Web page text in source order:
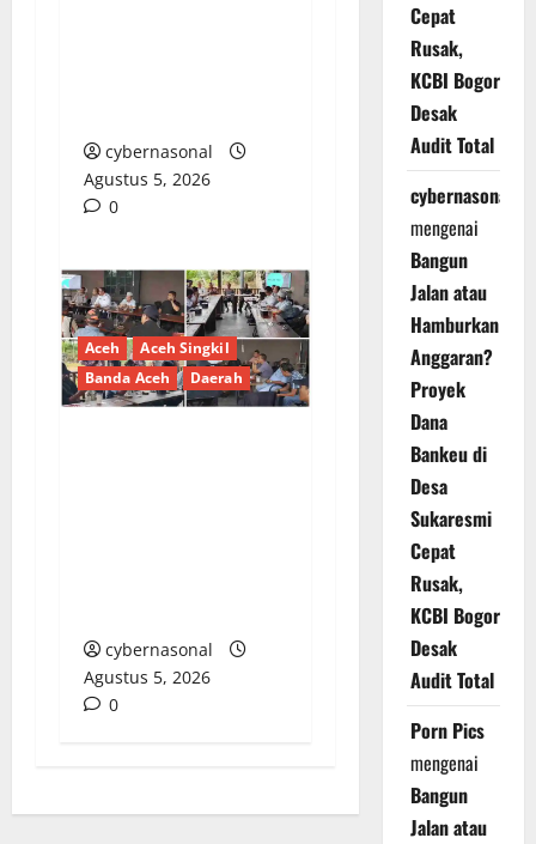
cybernasonal
Agustus 5, 2026
0
Aceh
Aceh Singkil
Banda Aceh
Daerah
cybernasonal
Agustus 5, 2026
0
Cepat
Rusak,
KCBI Bogor
Desak
Audit Total
cybernasonal
mengenai
Bangun
Jalan atau
Hamburkan
Anggaran?
Proyek
Dana
Bankeu di
Desa
Sukaresmi
Cepat
Rusak,
KCBI Bogor
Desak
Audit Total
Porn Pics
mengenai
Bangun
Jalan atau